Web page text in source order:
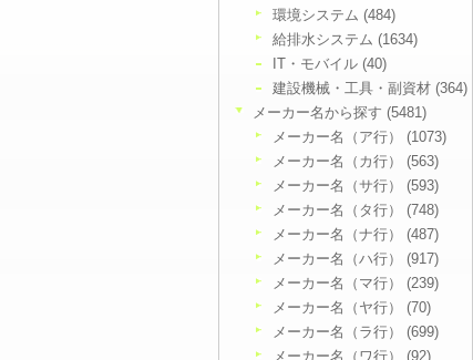
環境システム (484)
給排水システム (1634)
IT・モバイル (40)
建設機械・工具・副資材 (364)
メーカー名から探す (5481)
メーカー名（ア行） (1073)
メーカー名（カ行） (563)
メーカー名（サ行） (593)
メーカー名（タ行） (748)
メーカー名（ナ行） (487)
メーカー名（ハ行） (917)
メーカー名（マ行） (239)
メーカー名（ヤ行） (70)
メーカー名（ラ行） (699)
メーカー名（ワ行） (92)